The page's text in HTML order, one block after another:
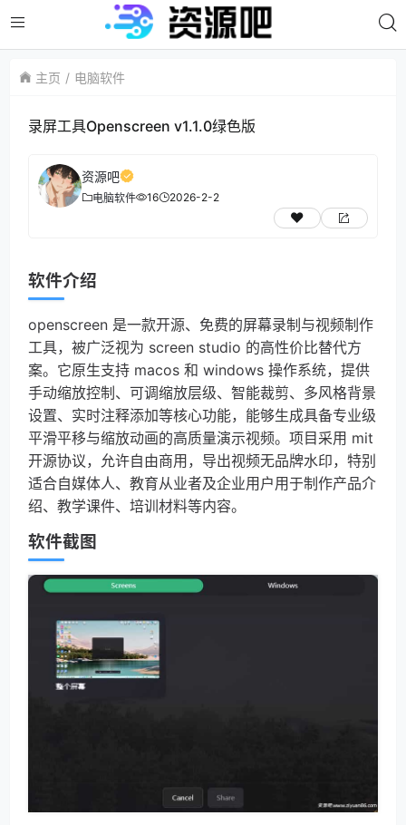
主页 电脑软件
录屏工具Openscreen v1.1.0绿色版
资源吧
电脑软件 16 2026-2-2
软件介绍
openscreen 是一款开源、免费的屏幕录制与视频制作
工具，被广泛视为 screen studio 的高性价比替代方
案。它原生支持 macos 和 windows 操作系统，提供
手动缩放控制、可调缩放层级、智能裁剪、多风格背景
设置、实时注释添加等核心功能，能够生成具备专业级
平滑平移与缩放动画的高质量演示视频。项目采用 mit
开源协议，允许自由商用，导出视频无品牌水印，特别
适合自媒体人、教育从业者及企业用户用于制作产品介
绍、教学课件、培训材料等内容。
软件截图